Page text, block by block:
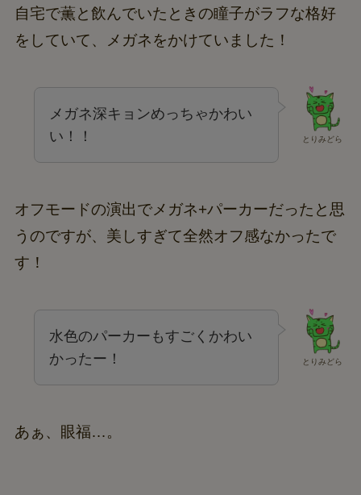
自宅で薫と飲んでいたときの瞳子がラフな格好
をしていて、メガネをかけていました！
とりみどら
メガネ深キョンめっちゃかわい
い！！
オフモードの演出でメガネ+パーカーだったと思
うのですが、美しすぎて全然オフ感なかったで
す！
とりみどら
水色のパーカーもすごくかわい
かったー！
あぁ、眼福…。